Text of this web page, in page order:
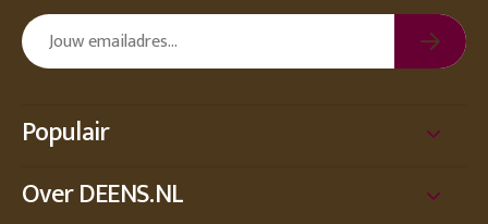
Populair
Over DEENS.NL